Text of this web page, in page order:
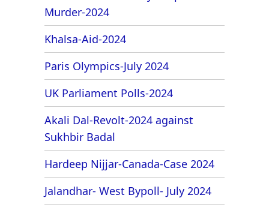
Murder-2024
Khalsa-Aid-2024
Paris Olympics-July 2024
UK Parliament Polls-2024
Akali Dal-Revolt-2024 against
Sukhbir Badal
Hardeep Nijjar-Canada-Case 2024
Jalandhar- West Bypoll- July 2024